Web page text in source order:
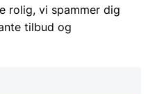
rolig, vi spammer dig
tilbud og